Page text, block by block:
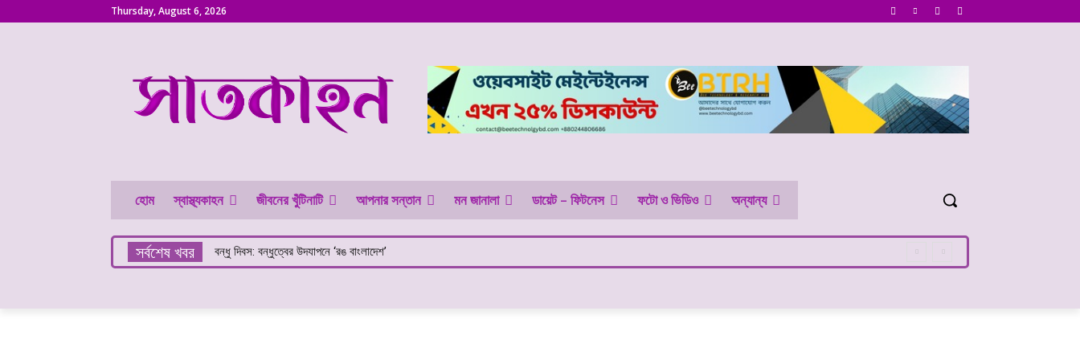
Thursday, August 6, 2026
হোম স্বাস্থ্যকাহন জীবনের খুঁটিনাটি আপনার সন্তান মন জানালা ডায়েট – ফিটনেস ফটো ও ভিডিও অন্যান্য
সর্বশেষ খবর বন্ধু দিবস: বন্ধুত্বের উদযাপনে ‘রঙ বাংলাদেশ’
কলা খেলে কি ওজন বাড়ে?